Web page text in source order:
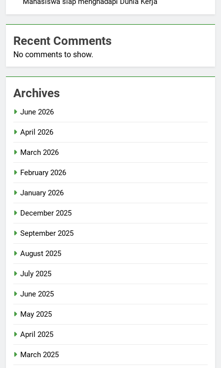
Recent Comments
No comments to show.
Archives
June 2026
April 2026
March 2026
February 2026
January 2026
December 2025
September 2025
August 2025
July 2025
June 2025
May 2025
April 2025
March 2025